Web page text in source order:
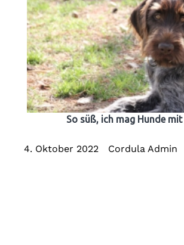
So süß, ich mag Hunde
4. Oktober 2022 Cordula Admin